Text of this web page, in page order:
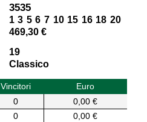
3535
1 3 5 6 7 10 15 16 18 20
469,30 €
19
Classico
Vincitori
Euro
0
0,00 €
0
0,00 €